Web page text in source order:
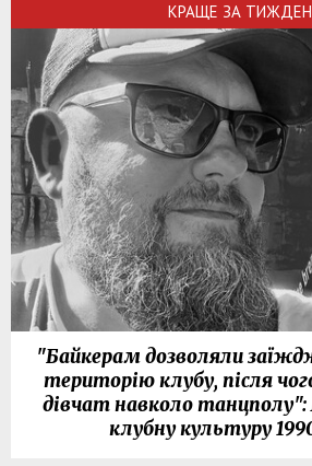
КРАЩЕ ЗА
"Байкерам дозволяли
територію клубу, після
дівчат навколо
клубну культуру